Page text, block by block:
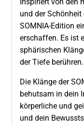
Inspiriert von den
und der
SOMNIA-Edition
erschaffen. Es ist
sphärischen
der Tiefe berühren.
Die Klänge der
behutsam in dein
körperliche und
und dein